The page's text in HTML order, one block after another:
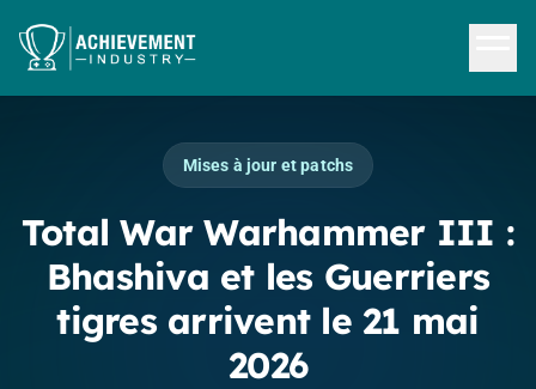
Mises à jour et patchs
Total War Warhammer III :
Bhashiva et les Guerriers
tigres arrivent le 21 mai
2026